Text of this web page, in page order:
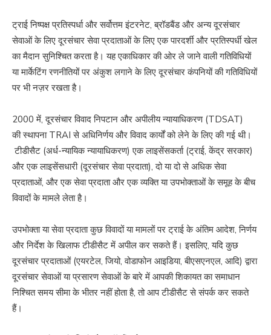
ट्राई निष्पक्ष प्रतिस्पर्धा और सर्वोत्तम इंटरनेट, ब्रॉडबैंड और अन्य दूरसंचार
सेवाओं के लिए दूरसंचार सेवा प्रदाताओं के लिए एक पारदर्शी और प्रतिस्पर्धी खेल
का मैदान सुनिश्चित करता है। यह एकाधिकार की ओर ले जाने वाली गतिविधियों
या मार्केटिंग रणनीतियों पर अंकुश लगाने के लिए दूरसंचार कंपनियों की गतिविधियों
पर भी नज़र रखता है।
2000 में, दूरसंचार विवाद निपटान और अपीलीय न्यायाधिकरण (TDSAT)
की स्थापना TRAI से अधिनिर्णय और विवाद कार्यों को लेने के लिए की गई थी।
टीडीसैट (अर्ध-न्यायिक न्यायाधिकरण) एक लाइसेंसकर्ता (ट्राई, केंद्र सरकार)
और एक लाइसेंसधारी (दूरसंचार सेवा प्रदाता), दो या दो से अधिक सेवा
प्रदाताओं, और एक सेवा प्रदाता और एक व्यक्ति या उपभोक्ताओं के समूह के बीच
विवादों के मामले लेता है।
उपभोक्ता या सेवा प्रदाता कुछ विवादों या मामलों पर ट्राई के अंतिम आदेश, निर्णय
और निर्देश के खिलाफ टीडीसैट में अपील कर सकते हैं। इसलिए, यदि कुछ
दूरसंचार प्रदाताओं (एयरटेल, जियो, वोडाफोन आइडिया, बीएसएनएल, आदि) द्वारा
दूरसंचार सेवाओं या प्रसारण सेवाओं के बारे में आपकी शिकायत का समाधान
निश्चित समय सीमा के भीतर नहीं होता है, तो आप टीडीसैट से संपर्क कर सकते
हैं।